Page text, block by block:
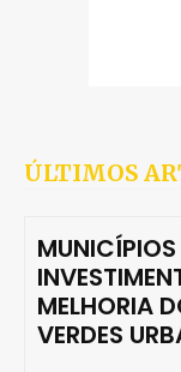
ÚLTIMOS
MUNICÍPIOS
MELHORIA
VERDES